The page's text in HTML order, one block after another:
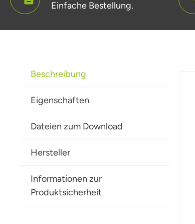
Einfache Bestellung.
Beschreibung
Eigenschaften
Dateien zum Download
Hersteller
Informationen zur
Produktsicherheit